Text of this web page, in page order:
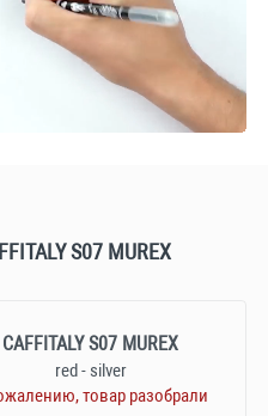
S07 MUREX
CAFFITALY S07 MUREX
red - silver
товар разобрали